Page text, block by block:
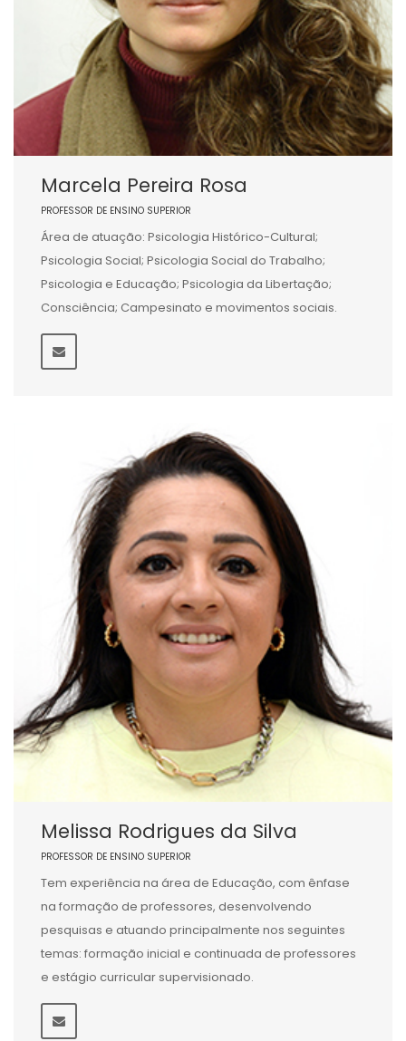
Marcela Pereira Rosa
PROFESSOR DE ENSINO SUPERIOR
Área de atuação: Psicologia Histórico-Cultural;
Psicologia Social; Psicologia Social do Trabalho;
Psicologia e Educação; Psicologia da Libertação;
Consciência; Campesinato e movimentos sociais.
Melissa Rodrigues da Silva
PROFESSOR DE ENSINO SUPERIOR
Tem experiência na área de Educação, com ênfase
na formação de professores, desenvolvendo
pesquisas e atuando principalmente nos seguintes
temas: formação inicial e continuada de professores
e estágio curricular supervisionado.